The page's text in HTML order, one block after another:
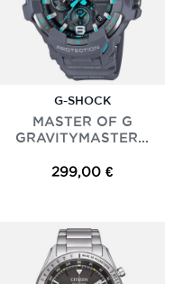
G-SHOCK
MASTER OF G
GRAVITYMASTER...
299,00 €